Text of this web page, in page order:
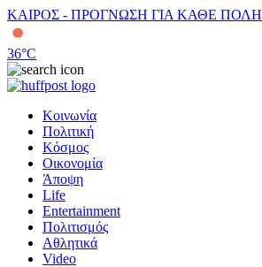
ΚΑΙΡΟΣ - ΠΡΟΓΝΩΣΗ ΓΙΑ ΚΑΘΕ ΠΟΛΗ
36°C
Κοινωνία
Πολιτική
Κόσμος
Οικονομία
Άποψη
Life
Entertainment
Πολιτισμός
Αθλητικά
Video